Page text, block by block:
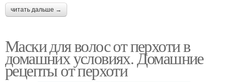
читать дальше →
Маски для волос от перхоти в
домашних условиях. Домашние
рецепты от перхоти